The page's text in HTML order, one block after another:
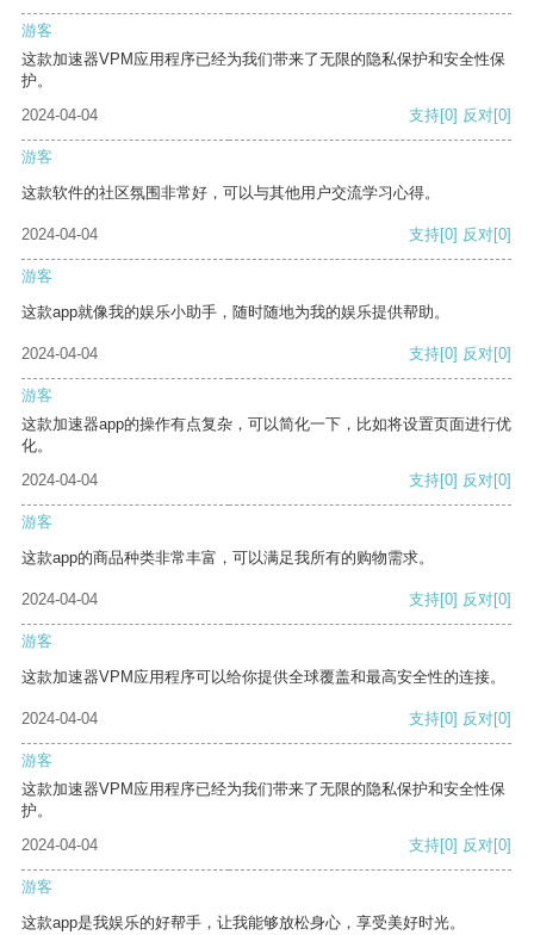
游客
这款加速器VPM应用程序已经为我们带来了无限的隐私保护和安全性保
护。
2024-04-04
支持[0] 反对[0]
游客
这款软件的社区氛围非常好，可以与其他用户交流学习心得。
2024-04-04 支持[0] 反对[0]
游客
这款app就像我的娱乐小助手，随时随地为我的娱乐提供帮助。
2024-04-04 支持[0] 反对[0]
游客
这款加速器app的操作有点复杂，可以简化一下，比如将设置页面进行优
化。
2024-04-04
支持[0] 反对[0]
游客
这款app的商品种类非常丰富，可以满足我所有的购物需求。
2024-04-04 支持[0] 反对[0]
游客
这款加速器VPM应用程序可以给你提供全球覆盖和最高安全性的连接。
2024-04-04 支持[0] 反对[0]
游客
这款加速器VPM应用程序已经为我们带来了无限的隐私保护和安全性保
护。
2024-04-04
支持[0] 反对[0]
游客
这款app是我娱乐的好帮手，让我能够放松身心，享受美好时光。